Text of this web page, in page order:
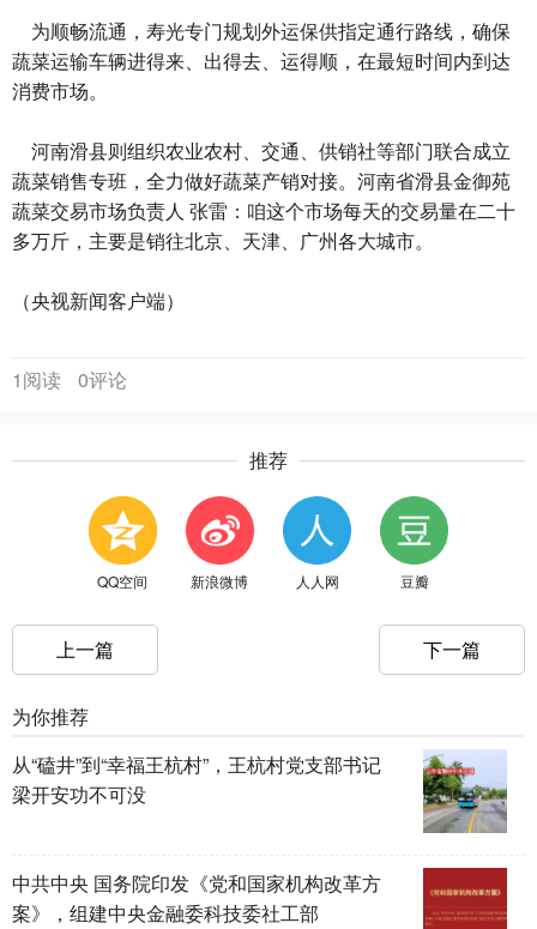
为顺畅流通，寿光专门规划外运保供指定通行路线，确保
蔬菜运输车辆进得来、出得去、运得顺，在最短时间内到达
消费市场。
河南滑县则组织农业农村、交通、供销社等部门联合成立
蔬菜销售专班，全力做好蔬菜产销对接。河南省滑县金御苑
蔬菜交易市场负责人 张雷：咱这个市场每天的交易量在二十
多万斤，主要是销往北京、天津、广州各大城市。
（央视新闻客户端）
1阅读 0评论
推荐
QQ空间 新浪微博 人人网 豆瓣
上一篇 下一篇
为你推荐
从“磕井”到“幸福王杭村”，王杭村党支部书记
梁开安功不可没
中共中央 国务院印发《党和国家机构改革方
案》，组建中央金融委科技委社工部